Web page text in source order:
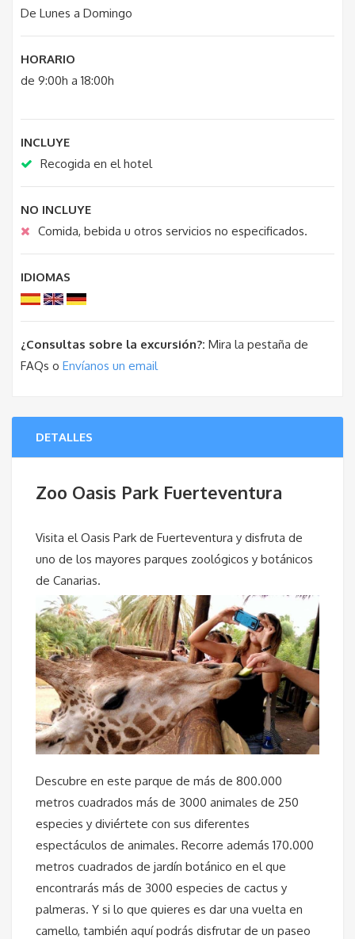
DETALLES
Zoo Oasis Park Fuerteventura
Visita el Oasis Park de Fuerteventura y disfruta de
uno de los mayores parques zoológicos y botánicos
de Canarias.
Descubre en este parque de más de 800.000
metros cuadrados más de 3000 animales de 250
especies y diviértete con sus diferentes
espectáculos de animales. Recorre además 170.000
metros cuadrados de jardín botánico en el que
encontrarás más de 3000 especies de cactus y
palmeras. Y si lo que quieres es dar una vuelta en
camello, también aquí podrás disfrutar de un paseo
De Lunes a Domingo
HORARIO
de 9:00h a 18:00h
INCLUYE
Recogida en el hotel
NO INCLUYE
Comida, bebida u otros servicios no especificados.
IDIOMAS
¿Consultas sobre la excursión?: Mira la pestaña de
FAQs o Envíanos un email